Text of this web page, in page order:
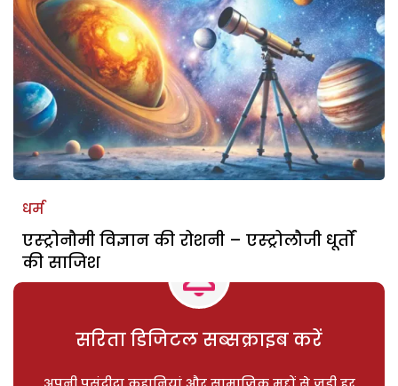
धर्म
एस्ट्रोनौमी विज्ञान की रोशनी – एस्ट्रोलौजी धूर्तों
की साजिश
सरिता डिजिटल सब्सक्राइब करें